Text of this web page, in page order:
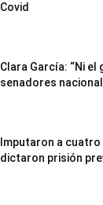
Covid
Clara García: “Ni
senadores
Imputaron a
dictaron prisión